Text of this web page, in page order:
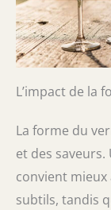
L’impact de la
La forme du
et des
convient
subtils, tandis